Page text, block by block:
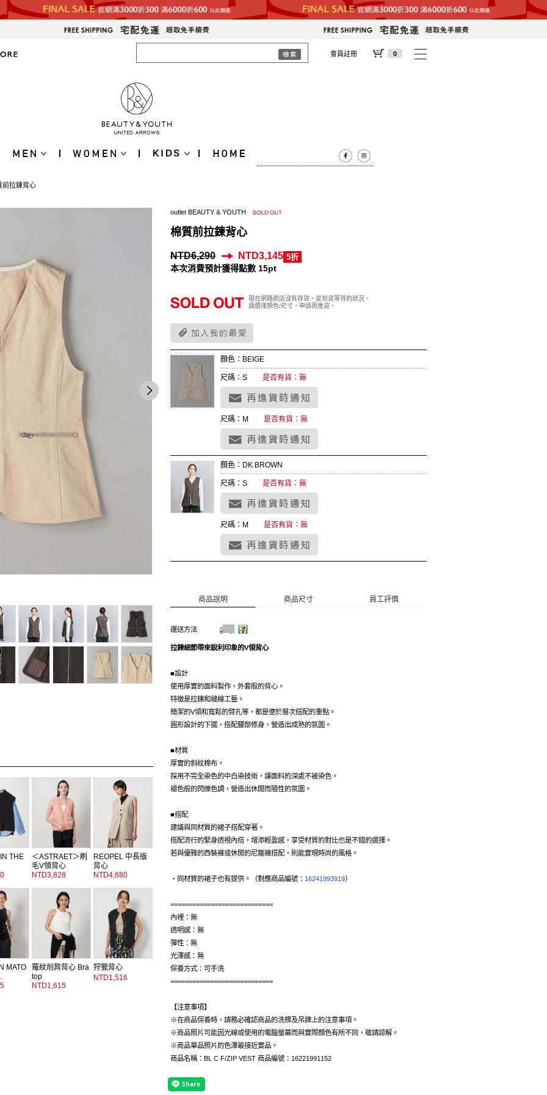
會員註冊 0
拉鍊背心
THE
＜ASTRAET＞刷
毛V領背心
NTD3,828
REOPEL 中長版
背心
NTD4,680
MATO
羅紋削肩背心 Bra
top
NTD1,615
狩獵背心
NTD1,516
outlet BEAUTY & YOUTH
棉質前拉鍊背心
NTD6,290 NTD3,145 5折
本次消費預計獲得點數 15pt
現在網路商店沒有存貨，是到貨等待的狀況。
請選擇顏色/尺寸，申請再進貨。
顏色：BEIGE
尺碼：S 是否有貨：無
尺碼：M 是否有貨：無
顏色：DK.BROWN
尺碼：S 是否有貨：無
尺碼：M 是否有貨：無
商品說明 商品尺寸 員工評價
運送方法
拉鍊細節帶來銳利印象的V領背心
■設計
使用厚實的面料製作，外套般的背心。
特徵是拉鍊和縫線工藝。
簡潔的V領和寬鬆的臂孔等，都是便於層次搭配的重點。
圓形設計的下擺，搭配腰部修身，營造出成熟的氛圍。
■材質
厚實的斜紋棉布。
採用不完全染色的中白染技術，讓面料的深處不被染色。
褪色般的閃爍色調，營造出休閒而隨性的氛圍。
■搭配
建議與同材質的裙子搭配穿著。
搭配流行的緊身透視內搭，增添輕盈感，享受材質的對比也是不錯的選擇。
若與優雅的西裝褲或休閒的尼龍褲搭配，則能實現時尚的風格。
・同材質的裙子也有提供。（對應商品編號： 16241993919）
============================
內裡：無
透明感：無
彈性：無
光澤感：無
保養方式：可手洗
============================
【注意事項】
※在商品保養時，請務必確認商品的洗標及吊牌上的注意事項。
※商品照片可能因光線或使用的電腦螢幕而與實際顏色有所不同，敬請諒解。
※商品單品照片的色澤最接近實品。
商品名稱：BL C F/ZIP VEST 商品編號：16221991152